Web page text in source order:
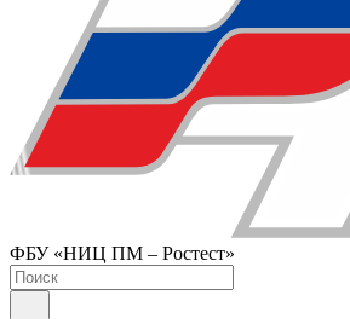
ФБУ «НИЦ ПМ – Ростест»